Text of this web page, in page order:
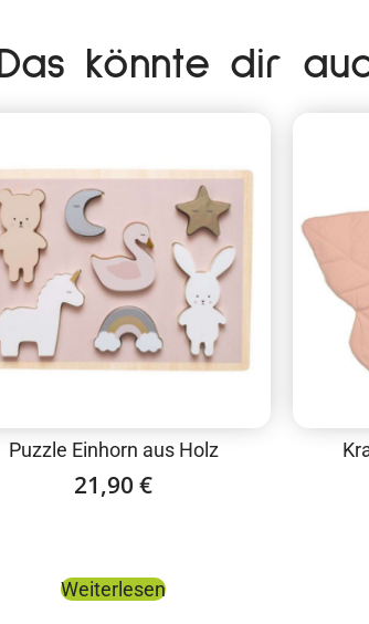
Das könnte dir
Puzzle Einhorn aus Holz
21,90 €
Weiterlesen